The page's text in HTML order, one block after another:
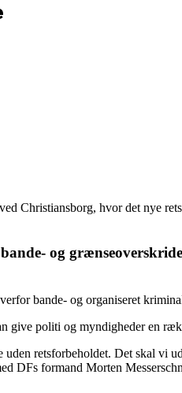
Christiansborg, hvor det nye
og
bande- og organiseret
politi og myndigheder en
retsforbeholdet. Det skal vi
DFs formand Morten